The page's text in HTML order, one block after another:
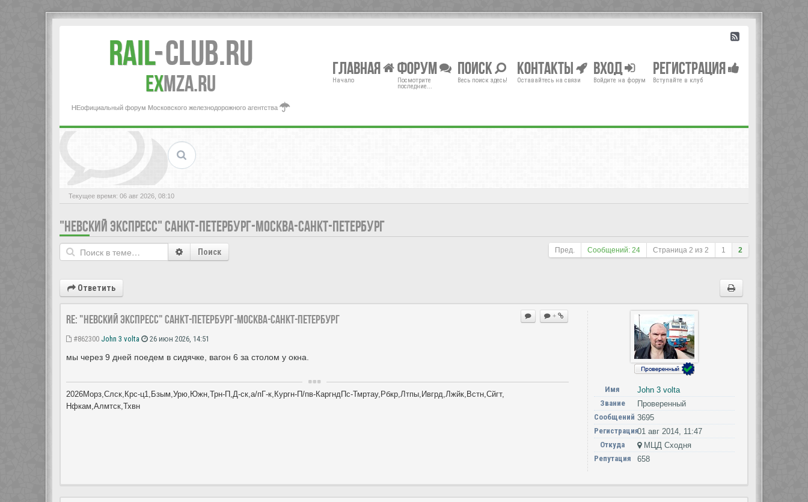
Rail-Club.RU
exMZA.RU
НЕофициальный форум Московского железнодорожного агентства
Главная
Начало
Форум
Посмотрите
последние...
Поиск
Весь поиск здесь!
Контакты
Оставайтесь на связи
Вход
Войдите на форум
Регистрация
Вступайте в клуб
Текущее время: 06 авг 2026, 08:10
"НЕВСКИЙ ЭКСПРЕСС" САНКТ-ПЕТЕРБУРГ-МОСКВА-САНКТ-ПЕТЕРБУРГ
Пред. Сообщений: 24 Страница 2 из 2 1 2
Поиск
Ответить
+
Re: "Невский экспресс" Санкт-Петербург-Москва-Санкт-петербург
#862300 John 3 volta 26 июн 2026, 14:51
мы через 9 дней поедем в сидячке, вагон 6 за столом у окна.
2026Морз,Слск,Крс-ц1,Бзым,Урю,Южн,Трн-П,Д-ск,а/пГ-к,Кургн-П/пв-КаргндПс-Тмртау,Рбкр,Лтпы,Ивгрд,Лжйк,Встн,Сйгт,
Нфкам,Алмтск,Тхвн
Имя
John 3 volta
Звание
Проверенный
Сообщений 3695
Регистрация01 авг 2014, 11:47
Откуда
МЦД Сходня
Репутация
658